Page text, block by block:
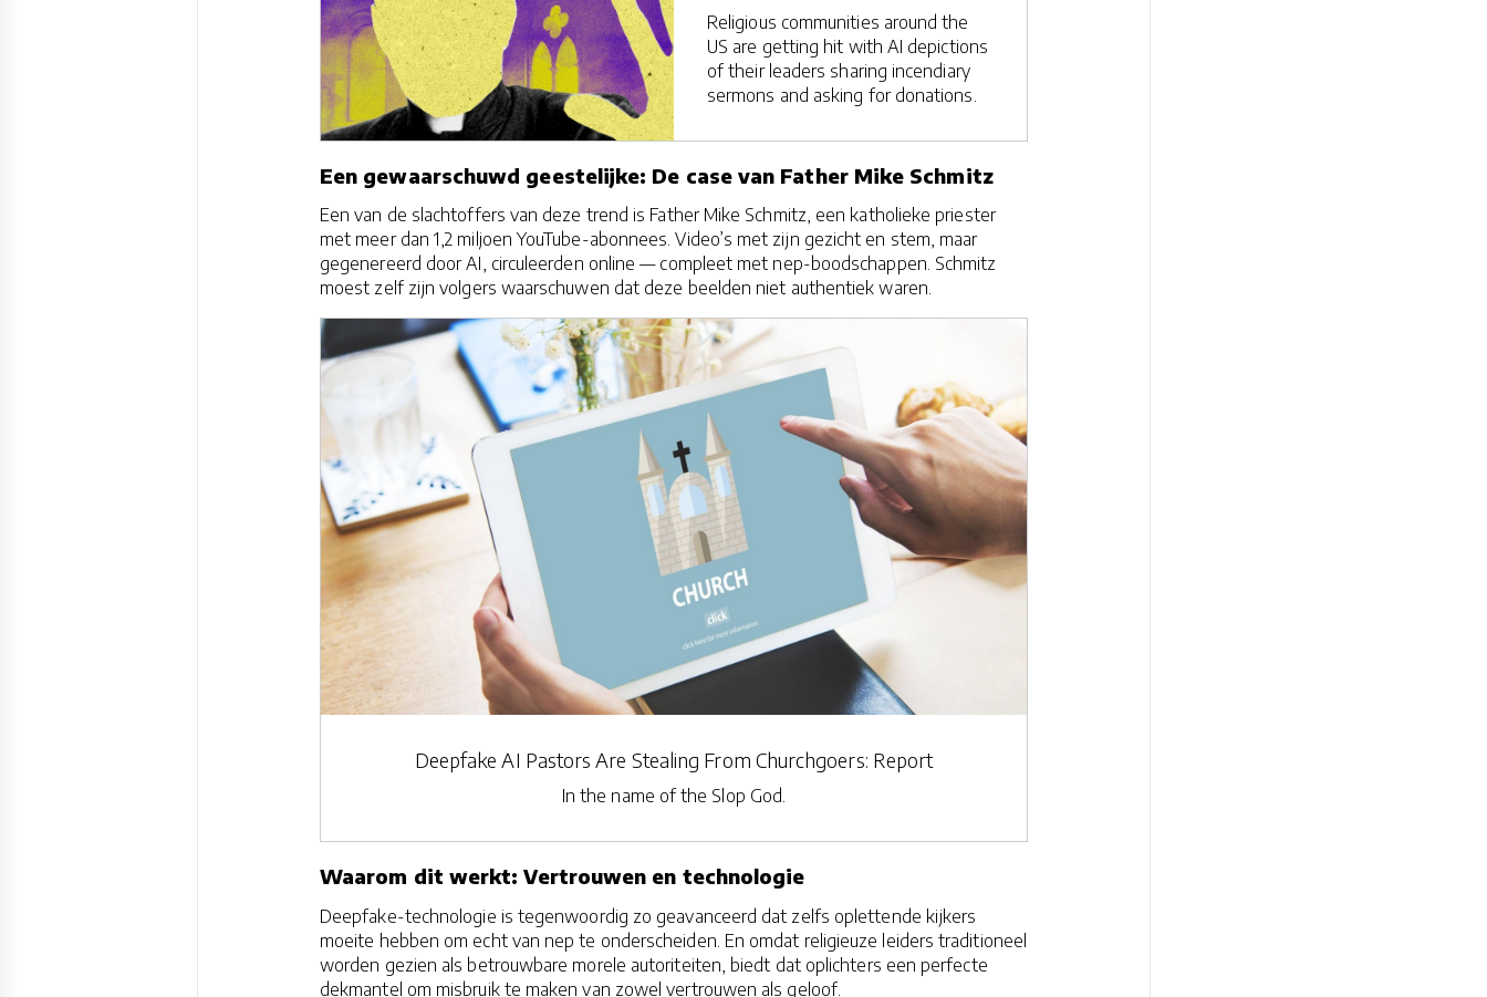
Religious communities around the
US are getting hit with AI depictions
of their leaders sharing incendiary
sermons and asking for donations.
Een gewaarschuwd geestelijke: De case van Father Mike Schmitz
Een van de slachtoffers van deze trend is Father Mike Schmitz, een katholieke priester
met meer dan 1,2 miljoen YouTube-abonnees. Video’s met zijn gezicht en stem, maar
gegenereerd door AI, circuleerden online — compleet met nep-boodschappen. Schmitz
moest zelf zijn volgers waarschuwen dat deze beelden niet authentiek waren.
Deepfake AI Pastors Are Stealing From Churchgoers: Report
In the name of the Slop God.
Waarom dit werkt: Vertrouwen en technologie
Deepfake-technologie is tegenwoordig zo geavanceerd dat zelfs oplettende kijkers
moeite hebben om echt van nep te onderscheiden. En omdat religieuze leiders traditioneel
worden gezien als betrouwbare morele autoriteiten, biedt dat oplichters een perfecte
dekmantel om misbruik te maken van zowel vertrouwen als geloof.